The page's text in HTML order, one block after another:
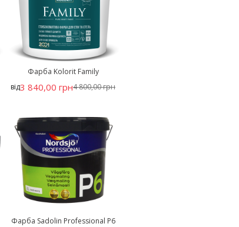
Фарба Kolorit Family
від3 840,00 грн4 800,00 грн
Фарба Sadolin Professional P6